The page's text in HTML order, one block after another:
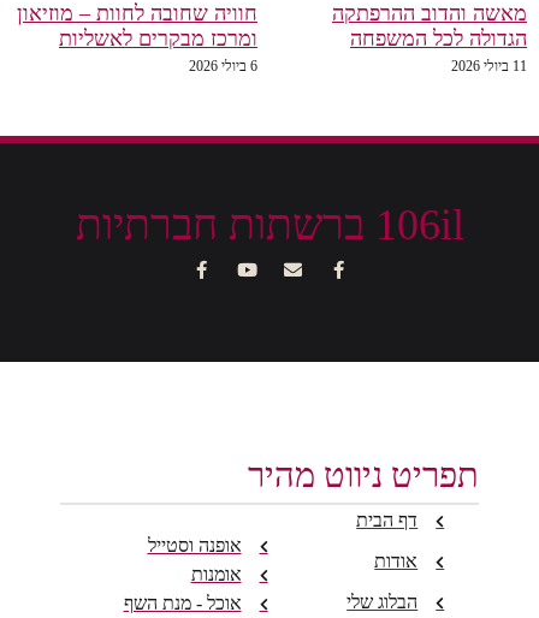
מאשה והדוב ההרפתקה
הגדולה לכל המשפחה
11 ביולי 2026
חוויה שחובה לחוות – מוזיאון
ומרכז מבקרים לאשליות
6 ביולי 2026
106il ברשתות חברתיות
תפריט ניווט מהיר
דף הבית
אודות
הבלוג שלי
אופנה וסטייל
אומנות
אוכל - מנת השף